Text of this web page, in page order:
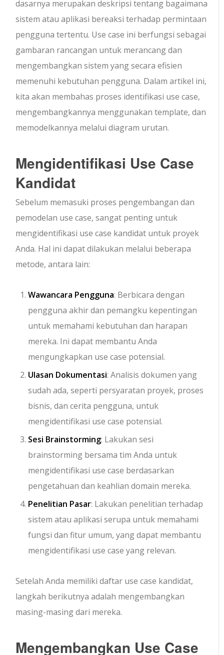
dasarnya merupakan deskripsi tentang bagaimana
sistem atau aplikasi bereaksi terhadap permintaan
pengguna tertentu. Use case ini berfungsi sebagai
gambaran rancangan untuk merancang dan
mengembangkan sistem yang secara efisien
memenuhi kebutuhan pengguna. Dalam artikel ini,
kita akan membahas proses identifikasi use case,
mengembangkannya menggunakan template, dan
memodelkannya melalui diagram urutan.
Mengidentifikasi Use Case
Kandidat
Sebelum memasuki proses pengembangan dan
pemodelan use case, sangat penting untuk
mengidentifikasi use case kandidat untuk proyek
Anda. Hal ini dapat dilakukan melalui beberapa
metode, antara lain:
Wawancara Pengguna: Berbicara dengan
pengguna akhir dan pemangku kepentingan
untuk memahami kebutuhan dan harapan
mereka. Ini dapat membantu Anda
mengungkapkan use case potensial.
Ulasan Dokumentasi: Analisis dokumen yang
sudah ada, seperti persyaratan proyek, proses
bisnis, dan cerita pengguna, untuk
mengidentifikasi use case potensial.
Sesi Brainstorming: Lakukan sesi
brainstorming bersama tim Anda untuk
mengidentifikasi use case berdasarkan
pengetahuan dan keahlian domain mereka.
Penelitian Pasar: Lakukan penelitian terhadap
sistem atau aplikasi serupa untuk memahami
fungsi dan fitur umum, yang dapat membantu
mengidentifikasi use case yang relevan.
Setelah Anda memiliki daftar use case kandidat,
langkah berikutnya adalah mengembangkan
masing-masing dari mereka.
Mengembangkan Use Case